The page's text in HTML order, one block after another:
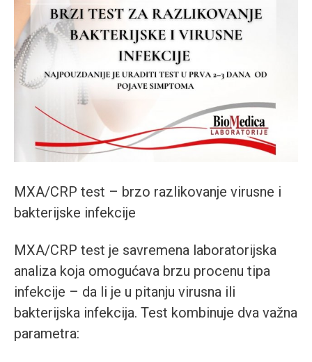
MXA/CRP test – brzo razlikovanje virusne i
bakterijske infekcije
MXA/CRP test je savremena laboratorijska
analiza koja omogućava brzu procenu tipa
infekcije – da li je u pitanju virusna ili
bakterijska infekcija. Test kombinuje dva važna
parametra: